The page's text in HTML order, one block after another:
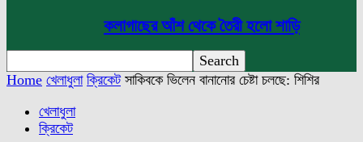
কলাগাছের আঁশ থেকে তৈরী হলো শাড়ি
Home খেলাধুলা ক্রিকেট সাকিবকে ভিলেন বানানোর চেষ্টা চলছে: শিশির
খেলাধুলা
ক্রিকেট